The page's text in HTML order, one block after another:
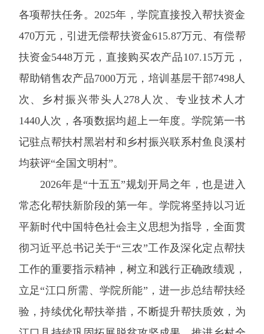
各项帮扶任务。2025年，学院直接投入帮扶资金
470万元，引进无偿帮扶资金615.87万元、有偿帮
扶资金5448万元，直接购买农产品107.15万元，
帮助销售农产品7000万元，培训基层干部7498人
次、乡村振兴带头人278人次、专业技术人才
1440人次，各项数据均超上一年度。学院第一书
记驻点帮扶村黑岩村和乡村振兴联系村鱼良溪村
均获评“全国文明村”。
2026年是“十五五”规划开局之年，也是进入
常态化帮扶新阶段的第一年。学院将坚持以习近
平新时代中国特色社会主义思想为指导，全面贯
彻习近平总书记关于“三农”工作及深化定点帮扶
工作的重要指示精神，树立和践行正确政绩观，
立足“江口所需、学院所能”，进一步总结帮扶经
验，持续优化帮扶举措，不断提升帮扶质效，为